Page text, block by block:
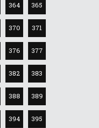
364 365
370 371
376 377
382 383
388 389
394 395